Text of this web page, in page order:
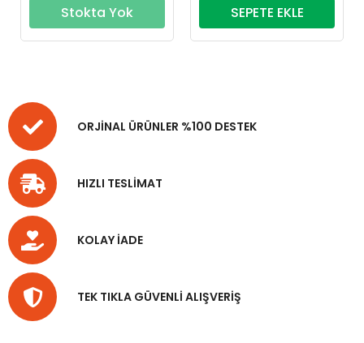
Stokta Yok SEPETE EKLE
ORJİNAL ÜRÜNLER %100 DESTEK
HIZLI TESLİMAT
KOLAY İADE
TEK TIKLA GÜVENLİ ALIŞVERİŞ